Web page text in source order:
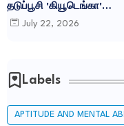
தடுப்பூசி 'கியூடெங்கா'
(Qdenga): TNPSC
AFFAIRS IN TAMIL JULY
July 22, 2026
Labels
APTITUDE AND MENTAL